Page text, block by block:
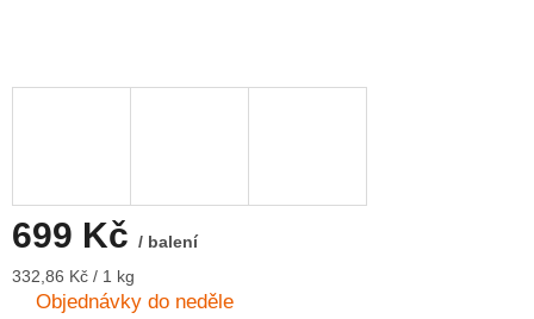
699 Kč / balení
Měrná
cena:
332,86 Kč / 1 kg
Objednávky do neděle